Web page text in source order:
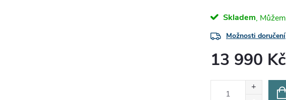
Skladem
Možnosti doručení
13 990 Kč